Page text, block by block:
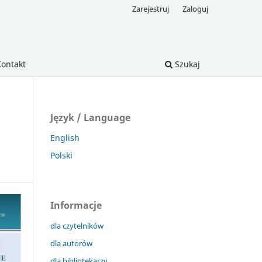
Szukaj
Zarejestruj Zaloguj
Język / Language
English
Polski
Informacje
dla czytelników
dla autorów